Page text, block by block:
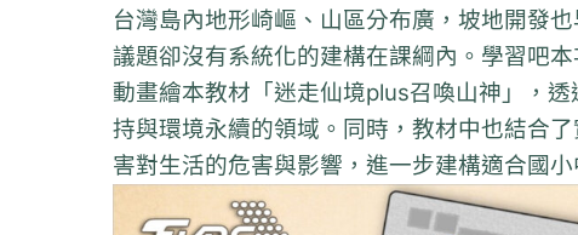
台灣島內地形崎嶇、山區分布廣，坡地開發
議題卻沒有系統化的建構在課綱內。學習吧
動畫繪本教材「迷走仙境plus召喚山神」，
持與環境永續的領域。同時，教材中也結合
害對生活的危害與影響，進一步建構適合國